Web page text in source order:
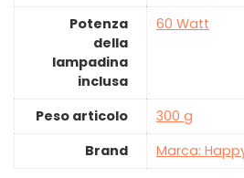
Potenza
della
lampadina
inclusa
‎60 Watt
Peso articolo
‎300 g
Brand
Marca: